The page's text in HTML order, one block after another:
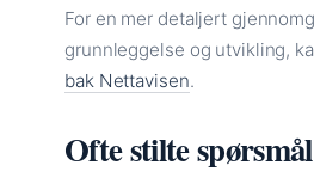
For en mer detaljert
grunnleggelse og utvikling,
bak Nettavisen.
Ofte stilte spørsmål